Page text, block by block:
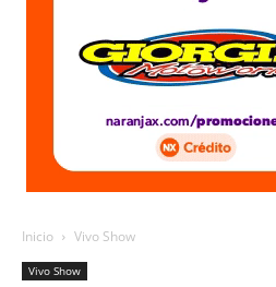
Inicio Vivo Show
Vivo Show